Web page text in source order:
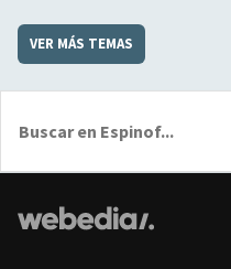
VER MÁS TEMAS